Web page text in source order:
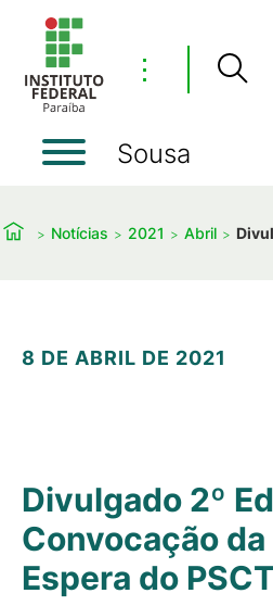
⋮
Sousa
Notícias 2021 Abril
8 DE ABRIL DE 2021
Divulgado 2º
Convocação
Espera do